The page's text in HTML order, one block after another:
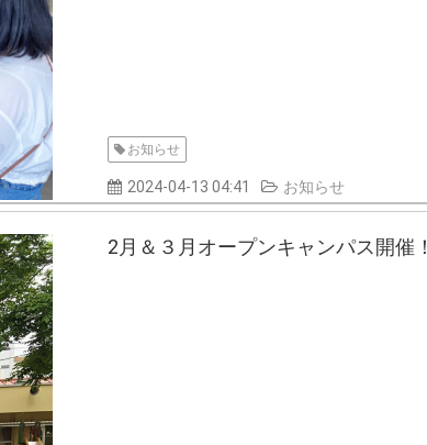
お知らせ
2024-04-13 04:41 お知らせ
2月＆３月オープンキャンパス開催！